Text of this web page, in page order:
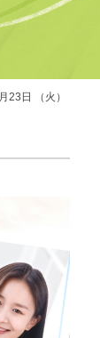
23日 （火）